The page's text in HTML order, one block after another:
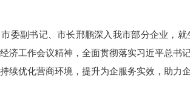
委副书记、市长邢鹏深入我市部分企业，
济工作会议精神，全面贯彻落实习近平总书
续优化营商环境，提升为企服务实效，助力